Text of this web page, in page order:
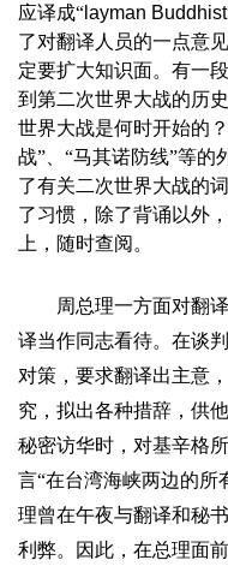
应译成“ layman Buddhist
了对翻译人员的一点意
定要扩大知识面。有一
到第二次世界大战的历
世界大战是何时开始的
战”、“马其诺防线”等的
了有关二次世界大战的
了习惯，除了背诵以外
上，随时查阅。
周总理一方面对翻
译当作同志看待。在谈
对策，要求翻译出主意
究，拟出各种措辞，供
秘密访华时，对基辛格
言“在台湾海峡两边的所
理曾在午夜与翻译和秘
利弊。因此，在总理面